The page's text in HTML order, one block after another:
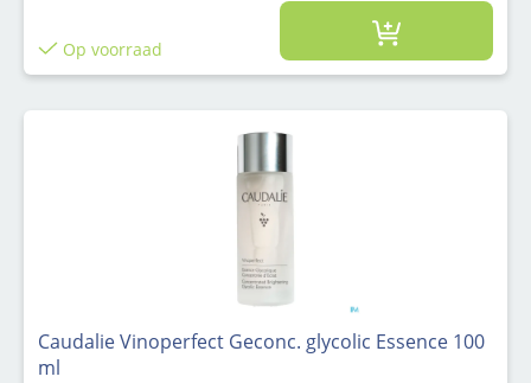
Op voorraad
Caudalie Vinoperfect Geconc. glycolic Essence 100
ml